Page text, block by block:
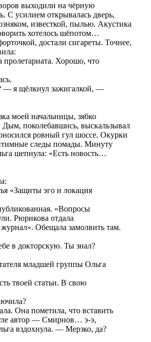
выходили на чёрную
С усилием открывалась дверь,
известкой, пылью. Акустика
хотелось шёпотом…
достали сигареты. Точнее,
Хорошо, что
— я щёлкнул зажигалкой, —
моей начальницы, зябко
Дым, поколебавшись, выскальзывал
ровный гул шоссе. Окурки
следы помады. Минуту
шепнула: «Есть новость…
«Защиты эго и локация
«Вопросы
Рюрикова отдала
Обещала замолвить там.
в докторскую. Ты знал?
младшей группы Ольга
твоей статьи. В свою
Она пометила, что вставить
автор — Смирнов… э-э,
вздохнула. — Мерзко, да?